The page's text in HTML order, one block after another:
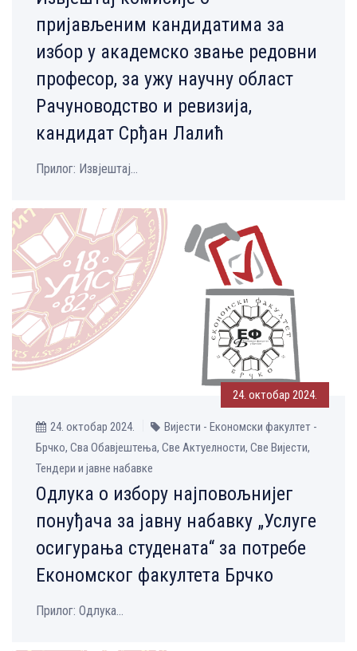
пријављеним кандидатима за
избор у академско звање редовни
професор, за ужу научну област
Рачуноводство и ревизија,
кандидат Срђан Лалић
Прилог: Извјештај...
24. октобар 2024.
24. октобар 2024.
Вијести - Економски факултет -
Брчко, Сва Обавјештења, Све Aктуелности, Све Вијести,
Тендери и јавне набавке
Одлука о избору најповољнијег
понуђача за јавну набавку „Услуге
осигурања студената“ за потребе
Економског факултета Брчко
Прилог: Одлука...